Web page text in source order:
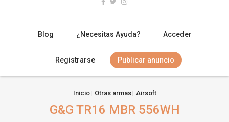
Blog ¿Necesitas Ayuda? Acceder
Registrarse Publicar anuncio
ESCOPETAS
Inicio Otras armas Airsoft
G&G TR16 MBR 556WH